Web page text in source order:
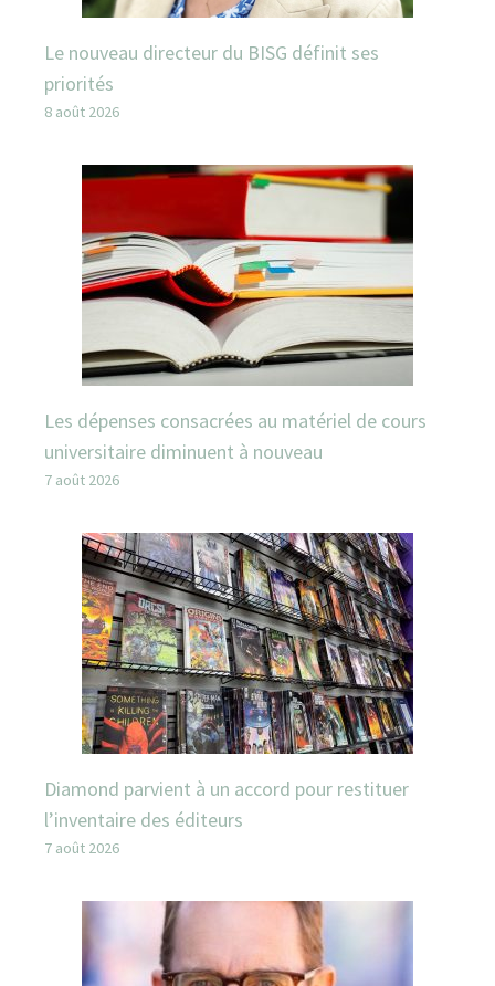
Le nouveau directeur du BISG définit ses
priorités
8 août 2026
Les dépenses consacrées au matériel de cours
universitaire diminuent à nouveau
7 août 2026
Diamond parvient à un accord pour restituer
l’inventaire des éditeurs
7 août 2026